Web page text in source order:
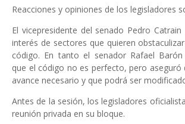
Reacciones y opiniones de los legisladores
El vicepresidente del senado Pedro
interés de sectores que quieren
código. En tanto el senador Rafael
que el código no es perfecto, pero aseguró
avance necesario y que podrá ser
Antes de la sesión, los legisladores
reunión privada en su bloque.